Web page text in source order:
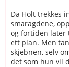
Da Holt trekkes
smaragdene,
og fortiden later
ett plan. Men
skjebnen, selv
det som hun vil